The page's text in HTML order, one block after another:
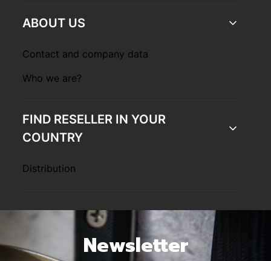
ABOUT US
Contact and company data
Who we are?
FIND RESELLER IN YOUR
COUNTRY
Distribution
Newsletter